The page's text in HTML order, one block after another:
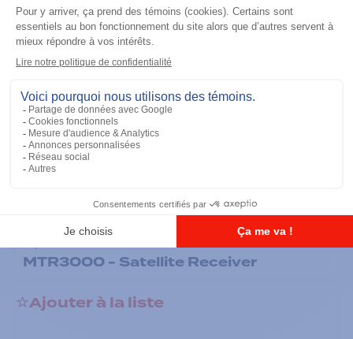
MTR3000 - Satellite Receiver
Ajouter à la liste